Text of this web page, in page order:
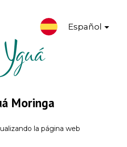
Español
Moringa
la página web